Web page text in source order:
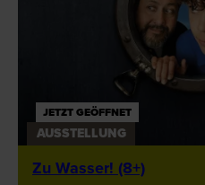
JETZT GEÖFFNET
AUSSTELLUNG
Zu Wasser! (8+)